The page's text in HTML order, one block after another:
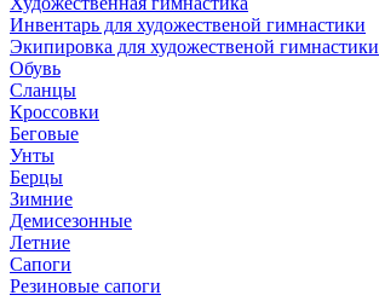
Инвентарь для художественой гимнастики
Экипировка для художественой гимнастики
Обувь
Сланцы
Кроссовки
Беговые
Унты
Берцы
Зимние
Демисезонные
Летние
Сапоги
Резиновые сапоги